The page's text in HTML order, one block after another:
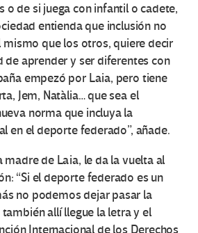
o de si juega con infantil o cadete,
entienda que inclusión no
mismo que los otros, quiere decir
aprender y ser diferentes con
empezó por Laia, pero tiene
Jem, Natàlia… que sea el
norma que incluya la
en el deporte federado”, añade.
madre de Laia, le da la vuelta al
“Si el deporte federado es un
no podemos dejar pasar la
allí llegue la letra y el
Internacional de los Derechos